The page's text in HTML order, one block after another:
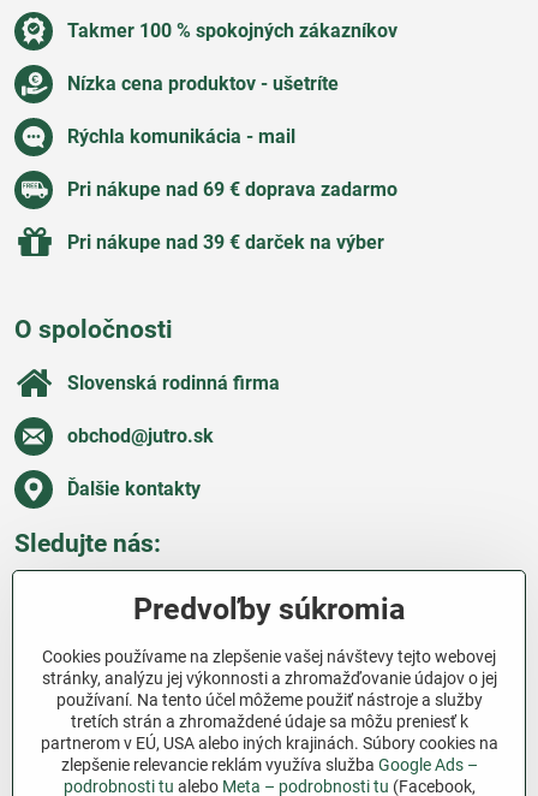
Takmer 100 % spokojných zákazníkov
Nízka cena produktov - ušetríte
Rýchla komunikácia - mail
Pri nákupe nad 69 € doprava zadarmo
Pri nákupe nad 39 € darček na výber
O spoločnosti
Slovenská rodinná firma
obchod​@jutro​.sk
Ďalšie kontakty
Sledujte nás:
Všetko o nákupe
Ďakujeme za podporu
Sme slovenský e-shop bez dotácií​. Fungujeme len
vďaka vám – ľuďom, ktorí veria v poctivú prácu a
Predvoľby súkromia
Cookies používame na zlepšenie vašej návštevy tejto webovej
stránky, analýzu jej výkonnosti a zhromažďovanie údajov o jej
používaní. Na tento účel môžeme použiť nástroje a služby
tretích strán a zhromaždené údaje sa môžu preniesť k
partnerom v EÚ, USA alebo iných krajinách. Súbory cookies na
zlepšenie relevancie reklám využíva služba Google Ads –
podrobnosti tu alebo Meta – podrobnosti tu (Facebook,